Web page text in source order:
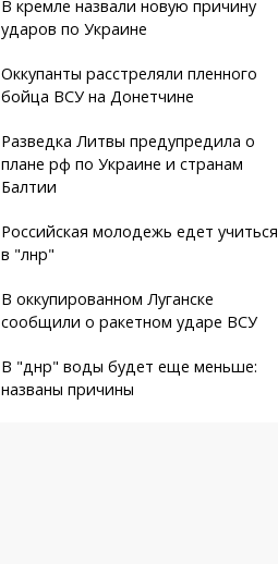
В кремле назвали новую причину
ударов по Украине
Оккупанты расстреляли пленного
бойца ВСУ на Донетчине
Разведка Литвы предупредила о
плане рф по Украине и странам
Балтии
Российская молодежь едет учиться
в "лнр"
В оккупированном Луганске
сообщили о ракетном ударе ВСУ
В "днр" воды будет еще меньше:
названы причины